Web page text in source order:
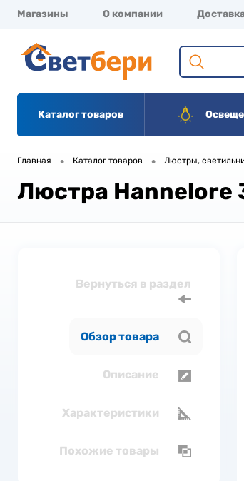
Магазины О компании
Каталог товаров
Главная • Каталог товаров • Люстры,
Люстра Hannelore
Вернуться в раздел
Обзор товара
Описание
Характеристики
Похожие товары